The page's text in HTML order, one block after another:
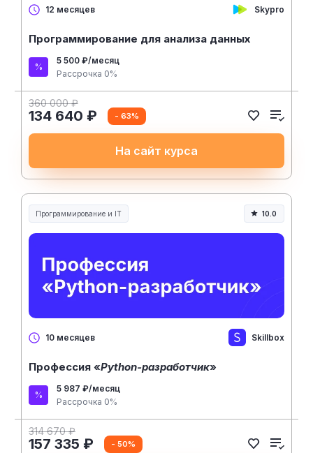
12 месяцев Skypro
Программирование для анализа данных
5 500 ₽/месяц
Рассрочка 0%
360 000 ₽
134 640 ₽ - 63%
На сайт курса
Программирование и IT 10.0
10 месяцев Skillbox
Профессия «Python-разработчик»
5 987 ₽/месяц
Рассрочка 0%
314 670 ₽
157 335 ₽ - 50%